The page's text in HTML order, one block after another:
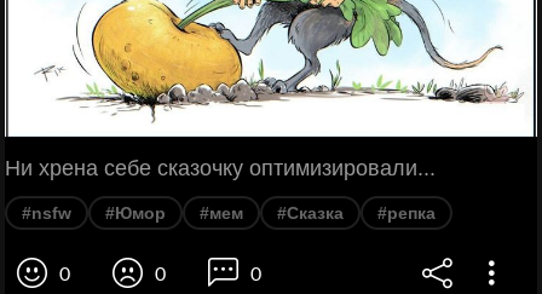
Ни хрена себе сказочку оптимизировали...
#nsfw #Юмор #мем #Сказка #репка
0 0 0